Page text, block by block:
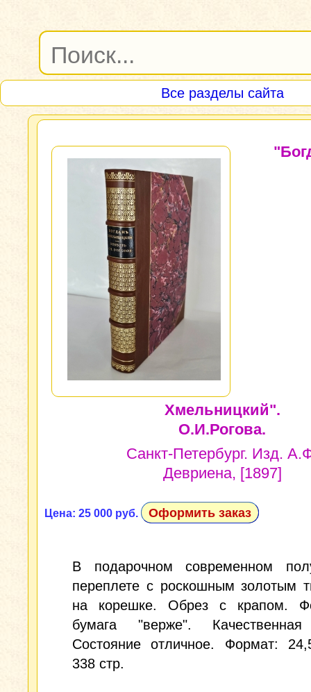
Все разделы сайта
Хмельницкий".
О.И.Рогова.
Санкт-Петербург. Изд.
Девриена, [1897]
Цена: 25 000 руб. Оформить заказ
В подарочном современном
переплете с роскошным золотым
на корешке. Обрез с крапом.
бумага "верже".
Состояние отличное. Формат:
338 стр.